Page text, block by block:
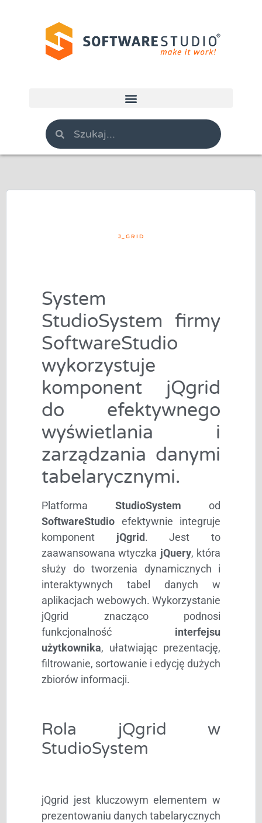
J_GRID
System
StudioSystem firmy
SoftwareStudio
wykorzystuje
komponent jQgrid
do efektywnego
wyświetlania i
zarządzania danymi
tabelarycznymi.
Platforma StudioSystem od
SoftwareStudio efektywnie integruje
komponent jQgrid. Jest to
zaawansowana wtyczka jQuery, która
służy do tworzenia dynamicznych i
interaktywnych tabel danych w
aplikacjach webowych. Wykorzystanie
jQgrid znacząco podnosi
funkcjonalność interfejsu
użytkownika, ułatwiając prezentację,
filtrowanie, sortowanie i edycję dużych
zbiorów informacji.
Rola jQgrid w
StudioSystem
jQgrid jest kluczowym elementem w
prezentowaniu danych tabelarycznych